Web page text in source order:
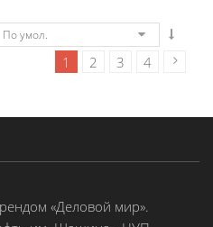
По умол.
1 2 3 4
«Деловой мир».